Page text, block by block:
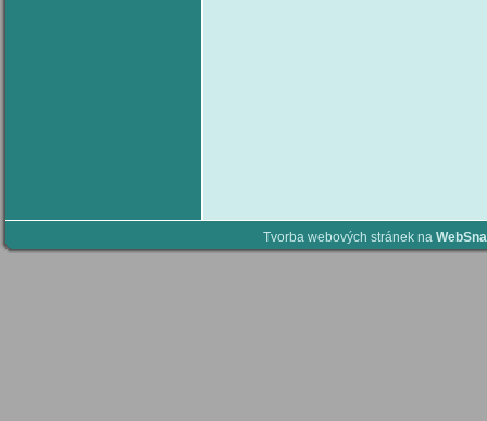
Tvorba webových stránek na